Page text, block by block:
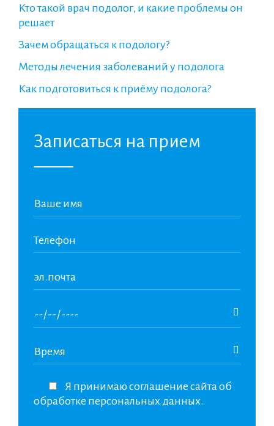
Кто такой врач подолог, и какие проблемы он
решает
Зачем обращаться к подологу?
Методы лечения заболеваний у подолога
Как подготовиться к приёму подолога?
Записаться на прием
Я принимаю соглашение сайта об
обработке персональных данных.